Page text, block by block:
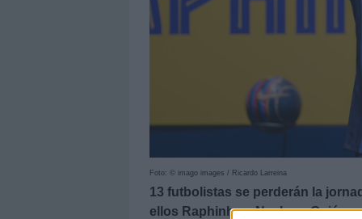
Foto: © imago images / Ricardo Larreina
13 futbolistas se perderán la
ellos Raphinha y Nacho.